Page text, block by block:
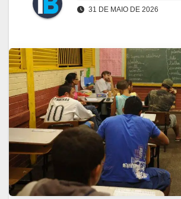
31 DE MAIO DE 2026